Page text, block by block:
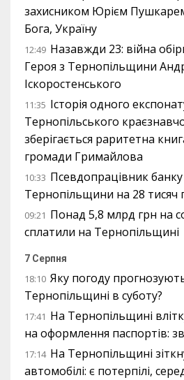
захисником Юрієм
Бога, Україну
12:49 Назавжди 23: війна
Героя з Тернопільщини
Іскоростенського
11:35 Історія одного
Тернопільського
зберігається раритетна
громади Гримайлова
10:33 Псевдопрацівник
Тернопільщини на 28 тисяч
09:21 Понад 5,8 млрд грн на
сплатили на Тернопільщині
7 Серпня
18:10 Яку погоду
Тернопільщині в суботу?
17:41 На Тернопільщині
на оформлення паспортів:
17:14 На Тернопільщині
автомобілі: є потерпілі,